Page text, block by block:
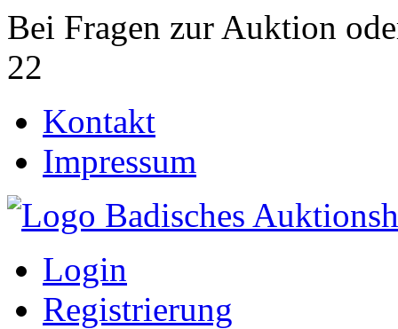
Bei Fragen zur Auktion
22
Kontakt
Impressum
Login
Registrierung